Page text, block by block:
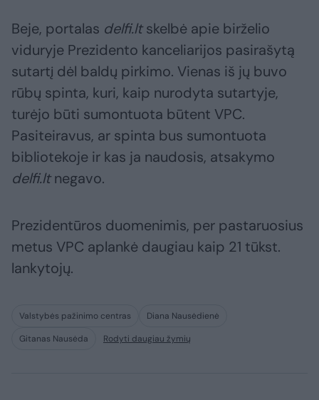
Beje, portalas delfi.ltskelbė apie birželio
viduryje Prezidento kanceliarijos pasirašytą
sutartį dėl baldų pirkimo. Vienas iš jų buvo
rūbų spinta, kuri, kaip nurodyta sutartyje,
turėjo būti sumontuota būtent VPC.
Pasiteiravus, ar spinta bus sumontuota
bibliotekoje ir kas ja naudosis, atsakymo
delfi.ltnegavo.
Prezidentūros duomenimis, per pastaruosius
metus VPC aplankė daugiau kaip 21 tūkst.
lankytojų.
Valstybės pažinimo centras
Diana Nausėdienė
Gitanas Nausėda
Rodyti daugiau žymių